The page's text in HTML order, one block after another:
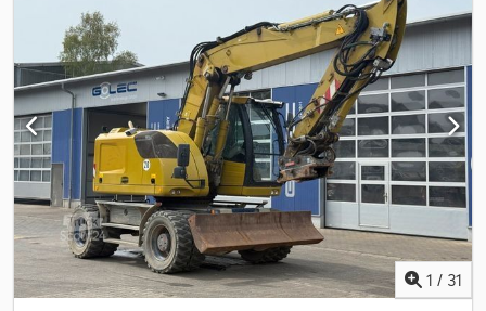
1 / 31